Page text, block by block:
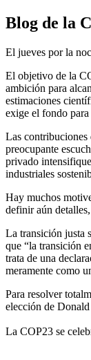
Blog de la
El jueves por la
El objetivo de la
ambición para
estimaciones
exige el fondo
Las contribuciones
preocupante
privado
industriales
Hay muchos
definir aún
La transición justa
que “la transición
trata de una
meramente como
Para resolver
elección de
La COP23 se